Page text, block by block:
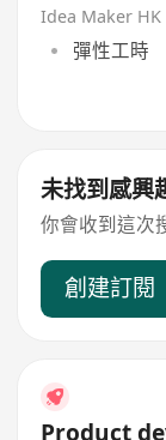
Idea Maker HK
彈性工時
未找到感興
你會收到這次
創建訂閱
Product